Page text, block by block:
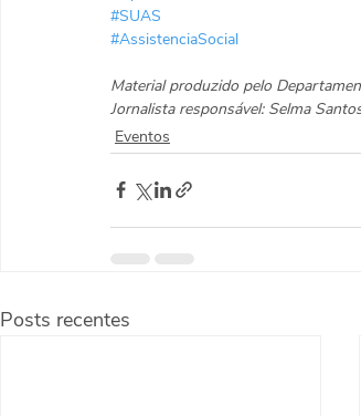
#SUAS
#AssistenciaSocial
Material produzido pelo
Jornalista responsável: Selma
Eventos
Posts recentes